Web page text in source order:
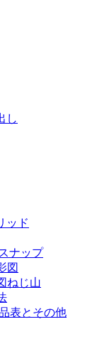
し
ッド
ナップ
図
ねじ山
表とその他